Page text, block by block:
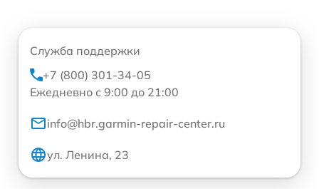
Служба поддержки
+7 (800) 301-34-05
Ежедневно с 9:00 до 21:00
info@hbr.garmin-repair-center.ru
ул. Ленина, 23